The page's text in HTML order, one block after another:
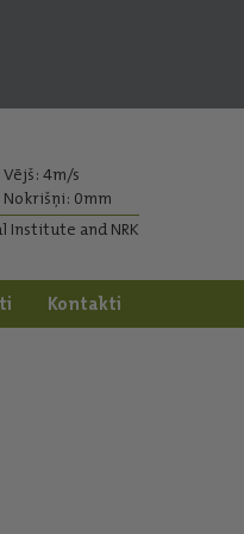
Vējš: 4m/s
Nokrišņi: 0mm
and NRK
Kontakti